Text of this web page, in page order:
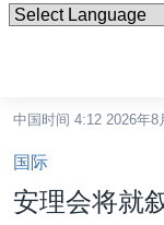
碍
链
接
跳
中国时间 4:12 2026年8
国际
安理会将就